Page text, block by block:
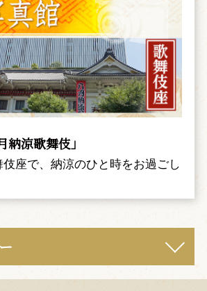
涼歌舞伎」
座で、納涼のひと時をお過ごし